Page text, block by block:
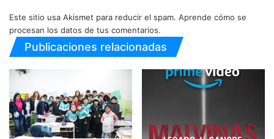
Este sitio usa Akismet para reducir el spam. Aprende cómo se
procesan los datos de tus comentarios.
Publicaciones relacionadas